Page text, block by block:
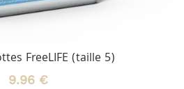
FreeLIFE (taille 5)
9.96 €